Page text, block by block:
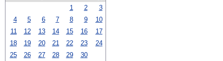
1
2
3
4
5 6 7 8 9
10
11
12 13 14 15 16
17
18
19 20 21 22 23
24
25
26 27 28 29 30